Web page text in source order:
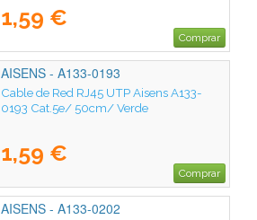
1,59 €
Comprar
AISENS - A133-0193
Cable de Red RJ45 UTP Aisens A133-
0193 Cat.5e/ 50cm/ Verde
1,59 €
Comprar
AISENS - A133-0202